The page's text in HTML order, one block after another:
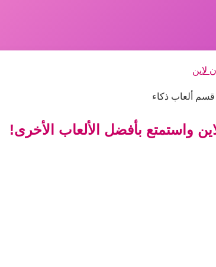
لاين
قسم ألعاب ذكاء
واستمتع بأفضل الألعاب الأخرى!